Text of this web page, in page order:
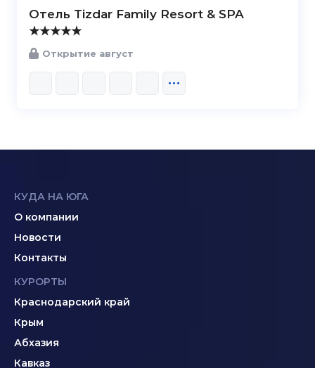
Отель Tizdar Family Resort & SPA
★★★★★
Открытие август
КУДА НА ЮГА
О компании
Новости
Контакты
КУРОРТЫ
Краснодарский край
Крым
Абхазия
Кавказ